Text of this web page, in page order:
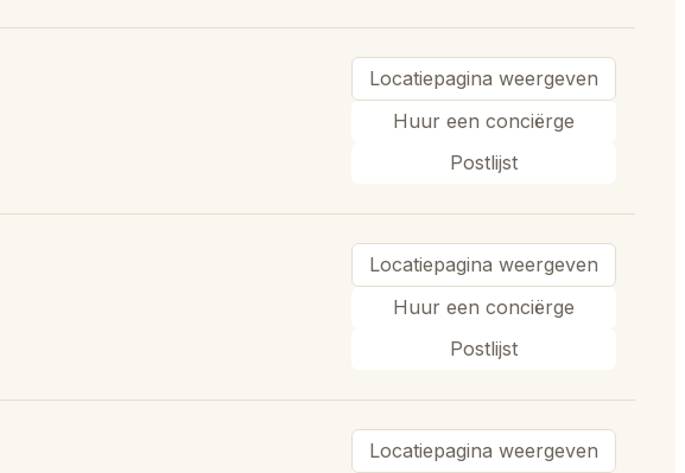
Locatiepagina weergeven
Huur een conciërge
Postlijst
Locatiepagina weergeven
Huur een conciërge
Postlijst
Locatiepagina weergeven